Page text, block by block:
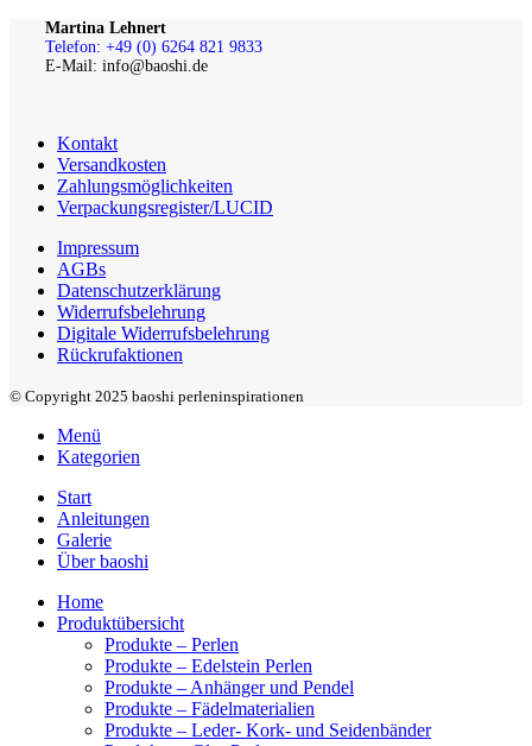
Martina Lehnert
Telefon: +49 (0) 6264 821 9833
E-Mail: info@baoshi.de
Kontakt
Versandkosten
Zahlungsmöglichkeiten
Verpackungsregister/LUCID
Impressum
AGBs
Datenschutzerklärung
Widerrufsbelehrung
Digitale Widerrufsbelehrung
Rückrufaktionen
© Copyright 2025 baoshi perleninspirationen
Menü
Kategorien
Start
Anleitungen
Galerie
Über baoshi
Home
Produktübersicht
Produkte – Perlen
Produkte – Edelstein Perlen
Produkte – Anhänger und Pendel
Produkte – Fädelmaterialien
Produkte – Leder- Kork- und Seidenbänder